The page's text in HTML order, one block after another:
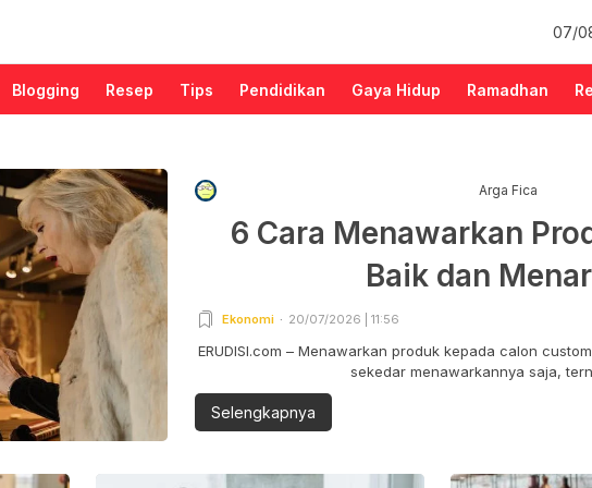
07/
Blogging Resep Tips Pendidikan Gaya Hidup Ramadhan
Arga Fica
6 Cara Menawarkan
Baik dan
Ekonomi 20/07/2026 | 11:56
ERUDISI.com – Menawarkan produk kepada calon
sekedar menawarkannya saja,
Selengkapnya